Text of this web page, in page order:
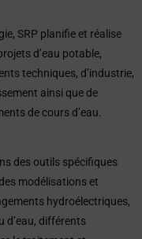
SRP planifie et réalise
d’eau potable,
techniques, d’industrie,
ainsi que de
de cours d’eau.
des outils spécifiques
modélisations et
hydroélectriques,
d’eau, différents